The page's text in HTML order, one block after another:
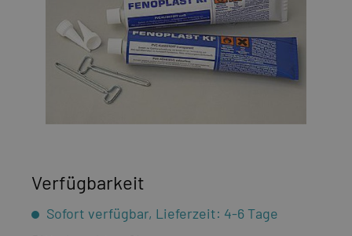
Verfügbarkeit
Sofort verfügbar, Lieferzeit: 4-6 Tage